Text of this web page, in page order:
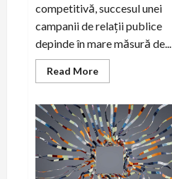
competitivă, succesul unei
campanii de relații publice
depinde în mare măsură de...
Read MoreRead
more
SEO
în
succesul
campaniilor
de
digital